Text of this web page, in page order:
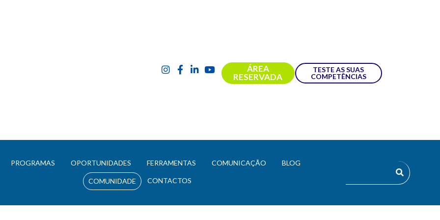
ÁREA
RESERVADA
TESTE AS SUAS
COMPETÊNCIAS
PROGRAMAS OPORTUNIDADES FERRAMENTAS COMUNICAÇÃO BLOG
COMUNIDADE CONTACTOS